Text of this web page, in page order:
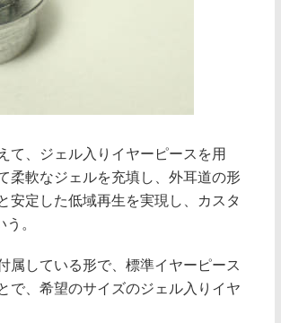
て、ジェル入りイヤーピースを用
柔軟なジェルを充填し、外耳道の形
安定した低域再生を実現し、カスタ
。
属している形で、標準イヤーピース
で、希望のサイズのジェル入りイヤ